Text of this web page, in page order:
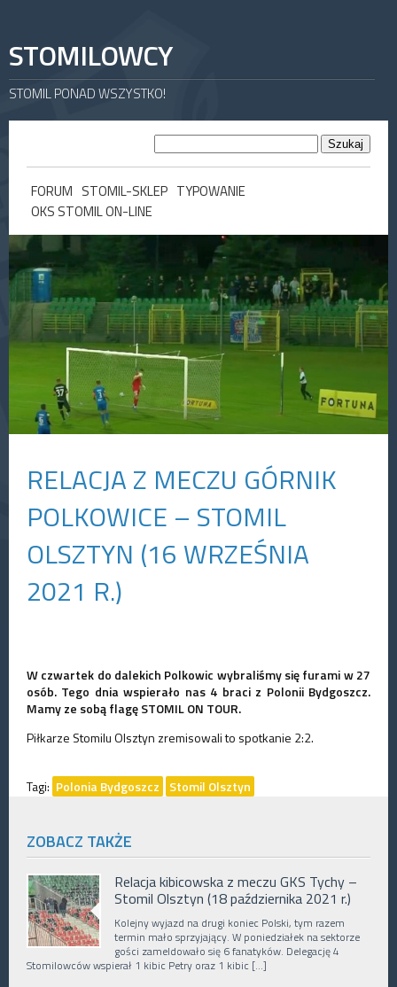
STOMILOWCY
STOMIL PONAD WSZYSTKO!
FORUM STOMIL-SKLEP TYPOWANIE
OKS STOMIL ON-LINE
RELACJA Z MECZU GÓRNIK
POLKOWICE – STOMIL
OLSZTYN (16 WRZEŚNIA
2021 R.)
W czwartek do dalekich Polkowic wybraliśmy się furami w 27
osób. Tego dnia wspierało nas 4 braci z Polonii Bydgoszcz.
Mamy ze sobą flagę STOMIL ON TOUR.
Piłkarze Stomilu Olsztyn zremisowali to spotkanie 2:2.
Tagi: Polonia Bydgoszcz Stomil Olsztyn
ZOBACZ TAKŻE
Relacja kibicowska z meczu GKS Tychy –
Stomil Olsztyn (18 października 2021 r.)
Kolejny wyjazd na drugi koniec Polski, tym razem
termin mało sprzyjający. W poniedziałek na sektorze
gości zameldowało się 6 fanatyków. Delegację 4
Stomilowców wspierał 1 kibic Petry oraz 1 kibic […]